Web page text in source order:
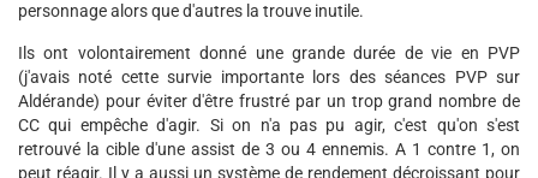
personnage alors que d'autres la trouve inutile.
Ils ont volontairement donné une grande durée de vie en PVP
(j'avais noté cette survie importante lors des séances PVP sur
Aldérande) pour éviter d'être frustré par un trop grand nombre de
CC qui empêche d'agir. Si on n'a pas pu agir, c'est qu'on s'est
retrouvé la cible d'une assist de 3 ou 4 ennemis. A 1 contre 1, on
peut réagir. Il y a aussi un système de rendement décroissant pour